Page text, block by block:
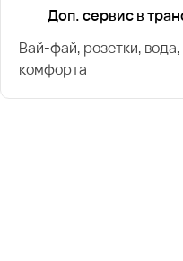
Доп. сервис в
Вай-фай, розетки,
комфорта